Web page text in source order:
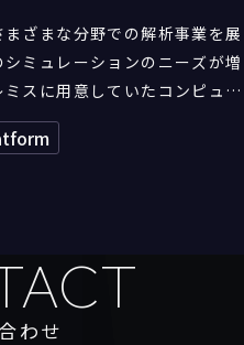
ざまな分野での解析事業を展
ミュレーションのニーズが増
スに用意していたコンピュー
を迎えていた。そこでエクス
ウドサービス「Raplase」
可能な環境を構築。1000パ
わせ